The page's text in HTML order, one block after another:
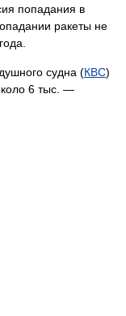
попадания в
ракеты не
судна (КВС)
6 тыс. —